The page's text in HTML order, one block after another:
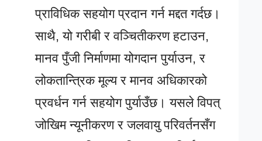
प्राविधिक सहयोग प्रदान गर्न मद्दत गर्दछ।
साथै, यो गरीबी र वञ्चितीकरण हटाउन,
मानव पुँजी निर्माणमा योगदान पुर्याउन, र
लोकतान्त्रिक मूल्य र मानव अधिकारको
प्रवर्धन गर्न सहयोग पुर्याउँछ। यसले विपत्
जोखिम न्यूनीकरण र जलवायु परिवर्तनसँग